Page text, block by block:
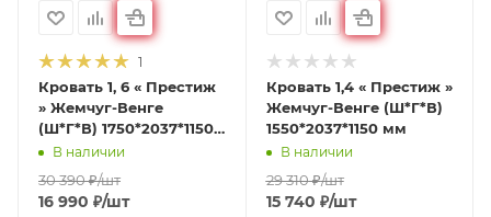
1
Кровать 1, 6 « Престиж
» Жемчуг-Венге
(Ш*Г*В) 1750*2037*1150
ммВ наличии
30 390₽/шт
16 990 ₽/шт
Кровать 1,4 « Престиж »
Жемчуг-Венге (Ш*Г*В)
1550*2037*1150 мм
В наличии
29 310₽/шт
15 740 ₽/шт